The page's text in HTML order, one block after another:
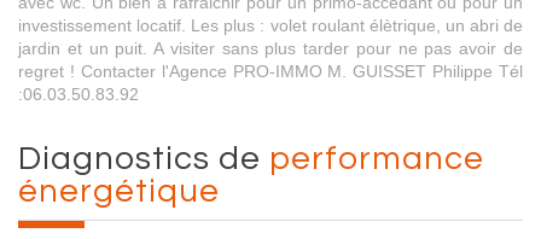
investissement locatif. Les plus : volet roulant élètrique, un abri de
jardin et un puit. A visiter sans plus tarder pour ne pas avoir de
regret ! Contacter l'Agence PRO-IMMO M. GUISSET Philippe Tél
:06.03.50.83.92
diagnostics de performance
énergétique